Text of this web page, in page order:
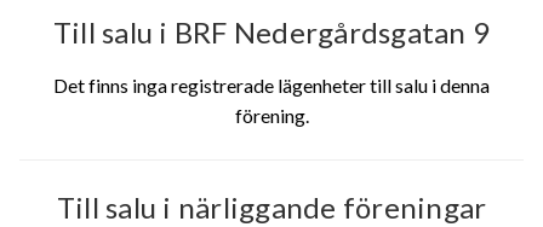
Till salu i BRF Nedergårdsgatan 9
Det finns inga registrerade lägenheter till salu i denna
förening.
Till salu i närliggande föreningar